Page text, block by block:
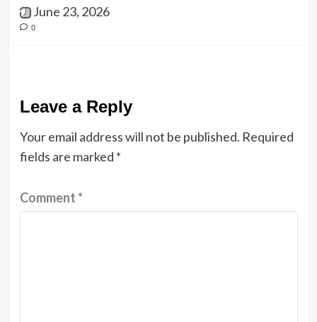
June 23, 2026
0
Leave a Reply
Your email address will not be published. Required
fields are marked *
Comment*